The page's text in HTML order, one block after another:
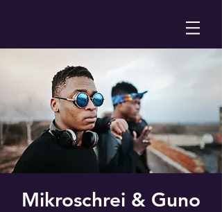
Mikroschrei & Guno